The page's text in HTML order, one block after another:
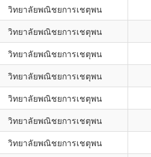
วิทยาลัยพณิชยการเชตุพน
วิทยาลัยพณิชยการเชตุพน
วิทยาลัยพณิชยการเชตุพน
วิทยาลัยพณิชยการเชตุพน
วิทยาลัยพณิชยการเชตุพน
วิทยาลัยพณิชยการเชตุพน
วิทยาลัยพณิชยการเชตุพน